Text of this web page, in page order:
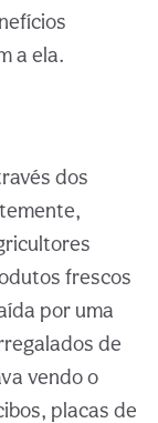
a ela.
dos
frescos
por uma
de
vendo o
placas de